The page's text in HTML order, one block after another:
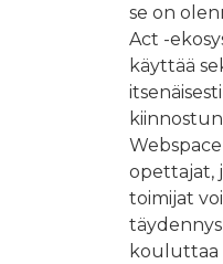
se on
Act -
käyttää
opettajat,
toimijat
kouluttaa